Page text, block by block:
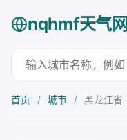
nqhmf天气网
首页 / 城市 / 黑龙江省